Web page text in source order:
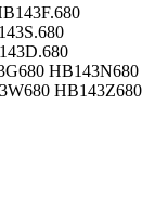
HB143N680
HB143Z680